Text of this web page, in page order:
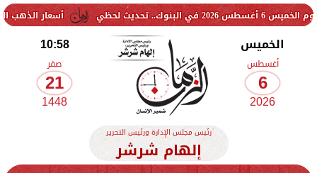
أسعار الذهب اليوم الخميس 6 أغسطس 2026 في مصر.. كم يبلغ عيار 21 الآن؟
الخميس
أغسطس
6
2026
10:58
صفر
21
1448
رئيس مجلس الإدارة ورئيس التحرير
إلهام شرشر